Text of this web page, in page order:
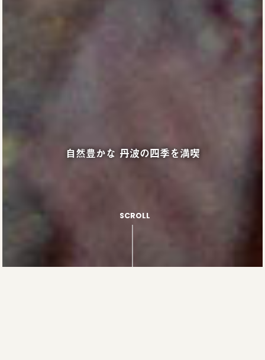
自然豊かな 丹波の四季を満喫
豊かな自然の中で陶芸体験
SCROLL